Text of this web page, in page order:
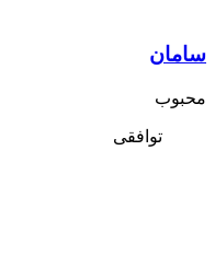
سامان
محبوب
توافقی